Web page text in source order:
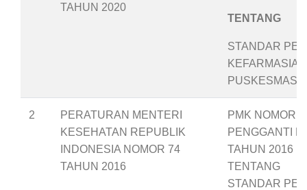
TAHUN 2020
TENTANG
STANDAR
PUSKESMAS
2
PERATURAN MENTERI
KESEHATAN REPUBLIK
INDONESIA NOMOR 74
TAHUN 2016
PMK NOMOR
PENGGANTI
TAHUN 2016
TENTANG
STANDAR